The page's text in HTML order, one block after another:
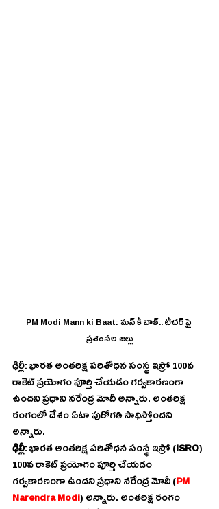
PM Modi Mann ki Baat: మన్ కీ బాత్.. టీచర్ పై
ప్రశంసల జల్లు
ఢిల్లీ: భారత అంతరిక్ష పరిశోధన సంస్థ ఇస్రో 100వ
రాకెట్‌ ప్రయోగం పూర్తి చేయడం గర్వకారణంగా
ఉందని ప్రధాని నరేంద్ర మోదీ అన్నారు. అంతరిక్ష
రంగంలో దేశం ఏటా పురోగతి సాధిస్తోందని
అన్నారు.
ఢిల్లీ: భారత అంతరిక్ష పరిశోధన సంస్థ ఇస్రో (ISRO)
100వ రాకెట్‌ ప్రయోగం పూర్తి చేయడం
గర్వకారణంగా ఉందని ప్రధాని నరేంద్ర మోదీ (PM
Narendra Modi) అన్నారు. అంతరిక్ష రంగం